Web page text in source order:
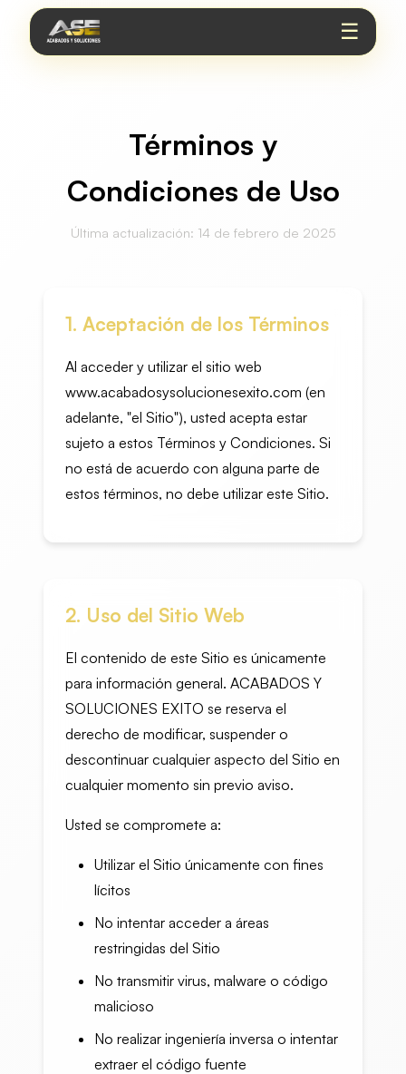
☰
Términos y
Condiciones de Uso
Última actualización: 14 de febrero de 2025
1. Aceptación de los Términos
Al acceder y utilizar el sitio web
www.acabadosysolucionesexito.com (en
adelante, "el Sitio"), usted acepta estar
sujeto a estos Términos y Condiciones. Si
no está de acuerdo con alguna parte de
estos términos, no debe utilizar este Sitio.
2. Uso del Sitio Web
El contenido de este Sitio es únicamente
para información general. ACABADOS Y
SOLUCIONES EXITO se reserva el
derecho de modificar, suspender o
descontinuar cualquier aspecto del Sitio en
cualquier momento sin previo aviso.
Usted se compromete a:
Utilizar el Sitio únicamente con fines
lícitos
No intentar acceder a áreas
restringidas del Sitio
No transmitir virus, malware o código
malicioso
No realizar ingeniería inversa o intentar
extraer el código fuente